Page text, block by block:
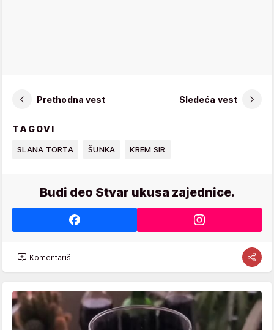
Prethodna vest Sledeća vest
TAGOVI
SLANA TORTA ŠUNKA KREM SIR
Budi deo Stvar ukusa zajednice.
Komentariši